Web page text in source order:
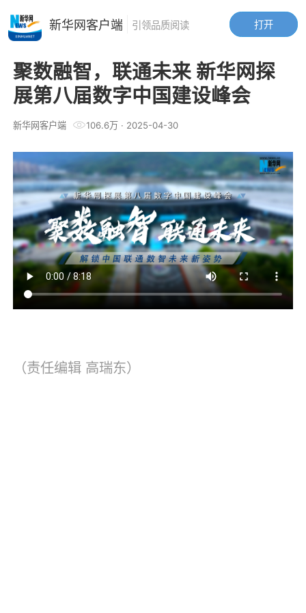
聚数融智，联通未来 新华网探
展第八届数字中国建设峰会
新华网客户端 106.6万· 2025-04-30
（责任编辑 高瑞东）
打开
新华网客户端 引领品质阅读